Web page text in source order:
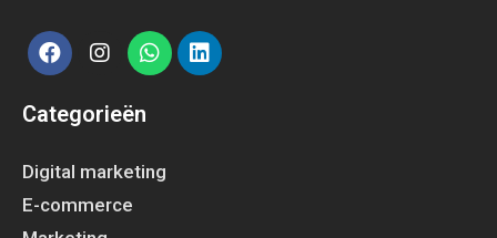
Categorieën
Digital marketing
E-commerce